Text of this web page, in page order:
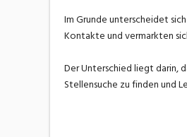
Im Grunde unterscheidet
Kontakte und vermarkten
Der Unterschied liegt darin,
Stellensuche zu finden und